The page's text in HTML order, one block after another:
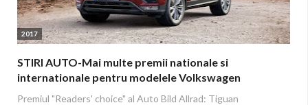
2017
STIRI AUTO-Mai multe premii nationale si
internationale pentru modelele Volkswagen
Premiul "Readers' choice" al Auto Bild Allrad: Tiguan